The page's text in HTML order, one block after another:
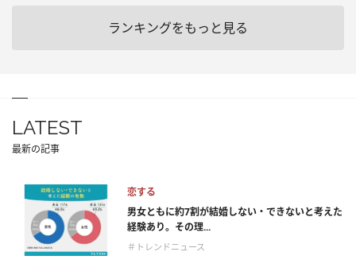
ランキングをもっと見る
LATEST
最新の記事
恋する
男女ともに約7割が結婚しない・できないと考えた
経験あり。その理...
＃トレンドニュース